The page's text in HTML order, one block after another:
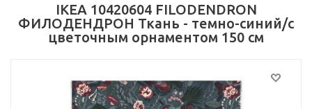
IKEA 10420604 FILODENDRON
ФИЛОДЕНДРОН Ткань - темно-синий/с
цветочным орнаментом 150 см